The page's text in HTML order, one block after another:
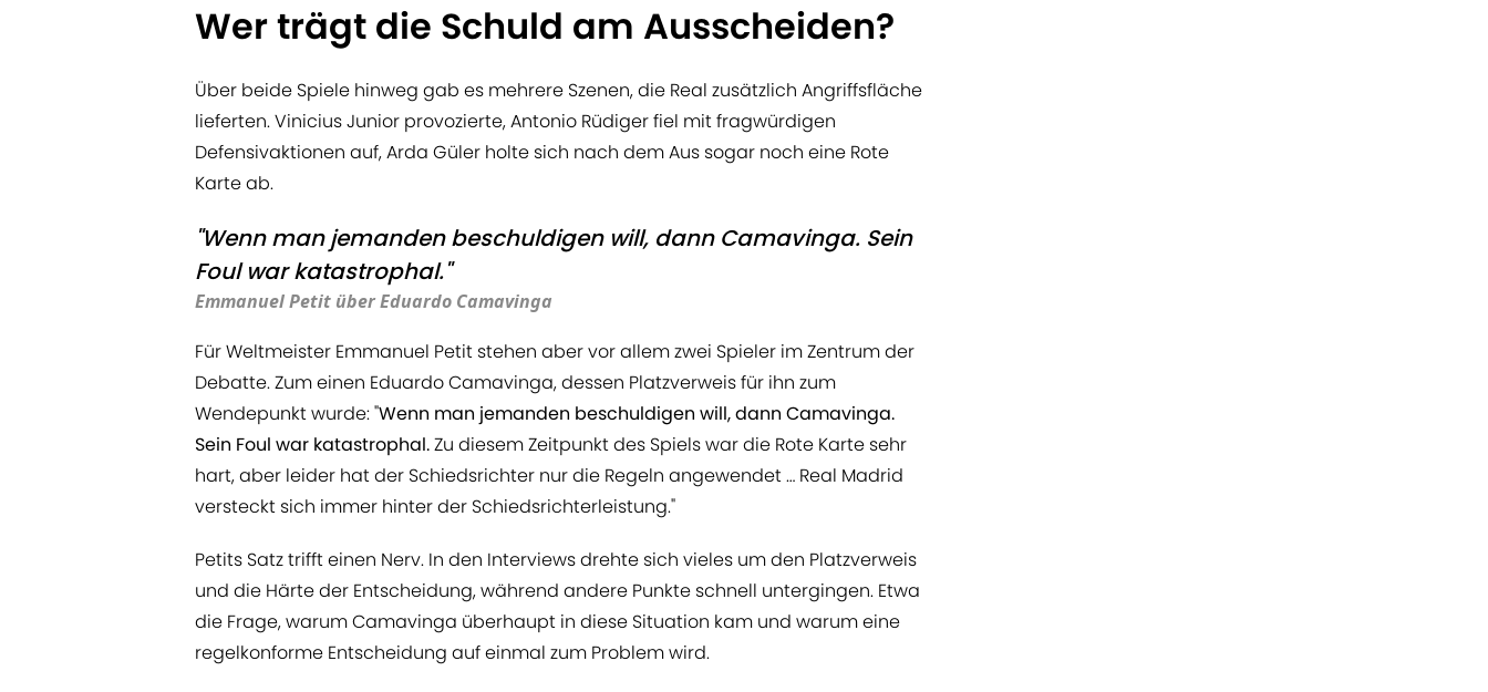
Wer trägt die Schuld am Ausscheiden?
Über beide Spiele hinweg gab es mehrere Szenen, die Real zusätzlich Angriffsfläche
lieferten. Vinicius Junior provozierte, Antonio Rüdiger fiel mit fragwürdigen
Defensivaktionen auf, Arda Güler holte sich nach dem Aus sogar noch eine Rote
Karte ab.
"Wenn man jemanden beschuldigen will, dann Camavinga. Sein
Foul war katastrophal."
Emmanuel Petit über Eduardo Camavinga
Für Weltmeister Emmanuel Petit stehen aber vor allem zwei Spieler im Zentrum der
Debatte. Zum einen Eduardo Camavinga, dessen Platzverweis für ihn zum
Wendepunkt wurde: "Wenn man jemanden beschuldigen will, dann Camavinga.
Sein Foul war katastrophal.Zu diesem Zeitpunkt des Spiels war die Rote Karte sehr
hart, aber leider hat der Schiedsrichter nur die Regeln angewendet … Real Madrid
versteckt sich immer hinter der Schiedsrichterleistung."
Petits Satz trifft einen Nerv. In den Interviews drehte sich vieles um den Platzverweis
und die Härte der Entscheidung, während andere Punkte schnell untergingen. Etwa
die Frage, warum Camavinga überhaupt in diese Situation kam und warum eine
regelkonforme Entscheidung auf einmal zum Problem wird.